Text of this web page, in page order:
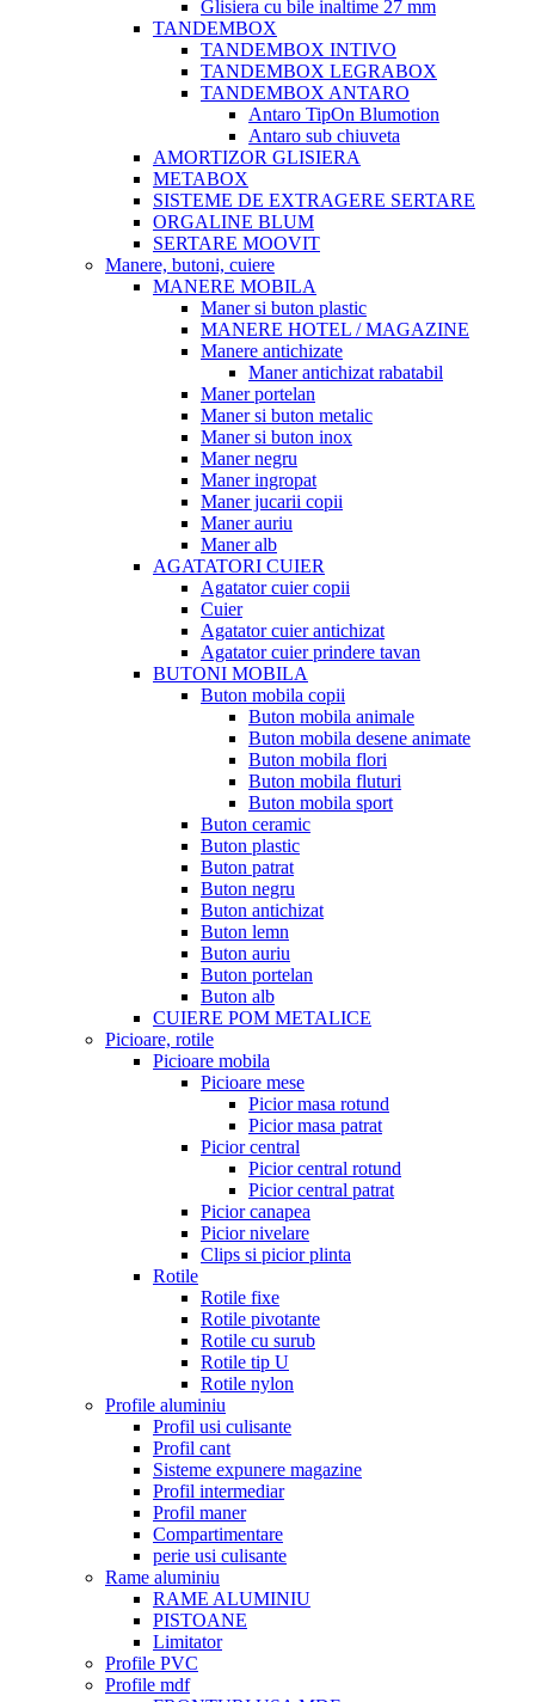
Glisiera cu bile inaltime 27 mm
TANDEMBOX
TANDEMBOX INTIVO
TANDEMBOX LEGRABOX
TANDEMBOX ANTARO
Antaro TipOn Blumotion
Antaro sub chiuveta
AMORTIZOR GLISIERA
METABOX
SISTEME DE EXTRAGERE SERTARE
ORGALINE BLUM
SERTARE MOOVIT
Manere, butoni, cuiere
MANERE MOBILA
Maner si buton plastic
MANERE HOTEL / MAGAZINE
Manere antichizate
Maner antichizat rabatabil
Maner portelan
Maner si buton metalic
Maner si buton inox
Maner negru
Maner ingropat
Maner jucarii copii
Maner auriu
Maner alb
AGATATORI CUIER
Agatator cuier copii
Cuier
Agatator cuier antichizat
Agatator cuier prindere tavan
BUTONI MOBILA
Buton mobila copii
Buton mobila animale
Buton mobila desene animate
Buton mobila flori
Buton mobila fluturi
Buton mobila sport
Buton ceramic
Buton plastic
Buton patrat
Buton negru
Buton antichizat
Buton lemn
Buton auriu
Buton portelan
Buton alb
CUIERE POM METALICE
Picioare, rotile
Picioare mobila
Picioare mese
Picior masa rotund
Picior masa patrat
Picior central
Picior central rotund
Picior central patrat
Picior canapea
Picior nivelare
Clips si picior plinta
Rotile
Rotile fixe
Rotile pivotante
Rotile cu surub
Rotile tip U
Rotile nylon
Profile aluminiu
Profil usi culisante
Profil cant
Sisteme expunere magazine
Profil intermediar
Profil maner
Compartimentare
perie usi culisante
Rame aluminiu
RAME ALUMINIU
PISTOANE
Limitator
Profile PVC
Profile mdf